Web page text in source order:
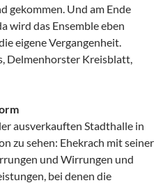
gekommen. Und am Ende
wird das Ensemble eben
eigene Vergangenheit.
Delmenhorster Kreisblatt,
ausverkauften Stadthalle in
zu sehen: Ehekrach mit seiner
und Wirrungen und
bei denen die